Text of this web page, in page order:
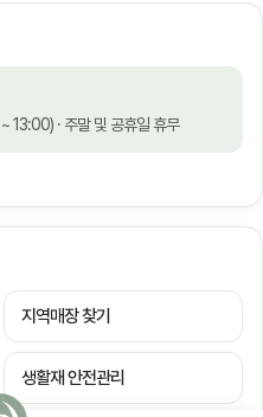
· 주말 및 공휴일 휴무
지역매장 찾기
생활재 안전관리